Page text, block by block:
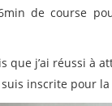
de course
que j’ai réussi à
inscrite pour